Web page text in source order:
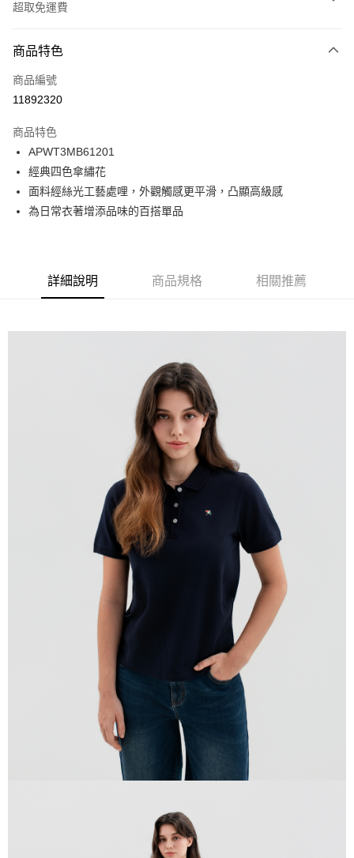
超取免運費
信用卡一次付款
LINE Pay
悠遊付
Google Pay
貨到付款
每筆NT$120，滿NT$1,500(含以上)免運費
商品特色
商品編號
11892320
商品特色
APWT3MB61201
經典四色傘繡花
面料經絲光工藝處哩，外觀觸感更平滑，凸顯高級感
為日常衣著增添品味的百搭單品
詳細說明 商品規格 相關推薦